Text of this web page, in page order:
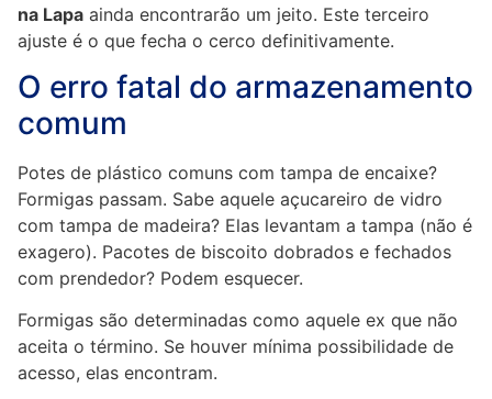
na Lapa ainda encontrarão um jeito. Este terceiro
ajuste é o que fecha o cerco definitivamente.
O erro fatal do armazenamento
comum
Potes de plástico comuns com tampa de encaixe?
Formigas passam. Sabe aquele açucareiro de vidro
com tampa de madeira? Elas levantam a tampa (não é
exagero). Pacotes de biscoito dobrados e fechados
com prendedor? Podem esquecer.
Formigas são determinadas como aquele ex que não
aceita o término. Se houver mínima possibilidade de
acesso, elas encontram.